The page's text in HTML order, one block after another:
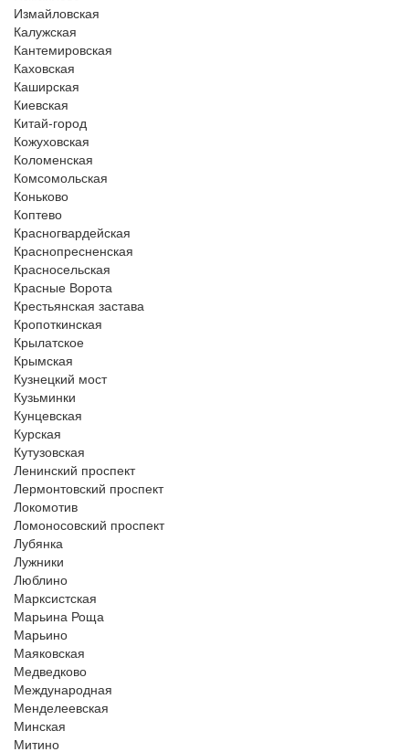
Измайловская
Калужская
Кантемировская
Каховская
Каширская
Киевская
Китай-город
Кожуховская
Коломенская
Комсомольская
Коньково
Коптево
Красногвардейская
Краснопресненская
Красносельская
Красные Ворота
Крестьянская застава
Кропоткинская
Крылатское
Крымская
Кузнецкий мост
Кузьминки
Кунцевская
Курская
Кутузовская
Ленинский проспект
Лермонтовский проспект
Локомотив
Ломоносовский проспект
Лубянка
Лужники
Люблино
Марксистская
Марьина Роща
Марьино
Маяковская
Медведково
Международная
Менделеевская
Минская
Митино